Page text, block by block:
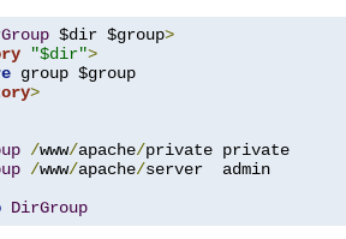
$dir $group>
"$dir">
group $group
>
/www/apache/
/www/apache/server  admin
DirGroup